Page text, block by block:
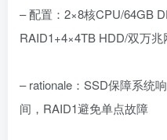
– 配置：2×8核CPU/64GB
RAID1+4×4TB HDD/双万兆
– rationale：SSD保障系统
间，RAID1避免单点故障